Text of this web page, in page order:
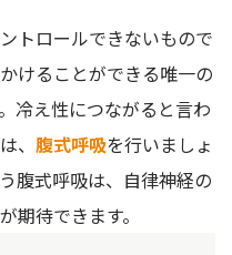
トロールできないもので
けることができる唯一の
冷え性につながると言わ
、 腹式呼吸を行いましょ
腹式呼吸は、自律神経の
期待できます。